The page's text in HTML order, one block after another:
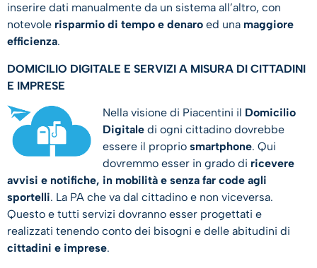
inserire dati manualmente da un sistema all’altro, con
notevole risparmio di tempo e denaro ed una maggiore
efficienza.
DOMICILIO DIGITALE E SERVIZI A MISURA DI CITTADINI
E IMPRESE
Nella visione di Piacentini il Domicilio
Digitale di ogni cittadino dovrebbe
essere il proprio smartphone. Qui
dovremmo esser in grado di ricevere
avvisi e notifiche, in mobilità e senza far code agli
sportelli. La PA che va dal cittadino e non viceversa.
Questo e tutti servizi dovranno esser progettati e
realizzati tenendo conto dei bisogni e delle abitudini di
cittadini e imprese.